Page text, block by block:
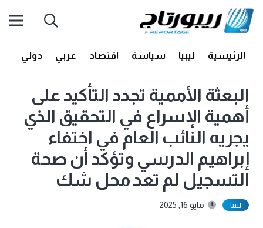
الرئيسية ليبيا سياسة اقتصاد عربي دولي
البعثة الأممية تجدد التأكيد على
أهمية الإسراع في التحقيق الذي
يجريه النائب العام في اختفاء
إبراهيم الدرسي وتؤكد أن صحة
التسجيل لم تعد محل شك
ليبيا مايو 16, 2025